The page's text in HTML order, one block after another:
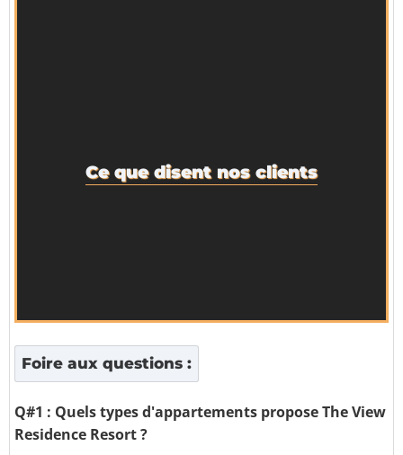
Ce que disent nos clients
Foire aux questions :
Q#1 : Quels types d'appartements propose The View
Residence Resort ?